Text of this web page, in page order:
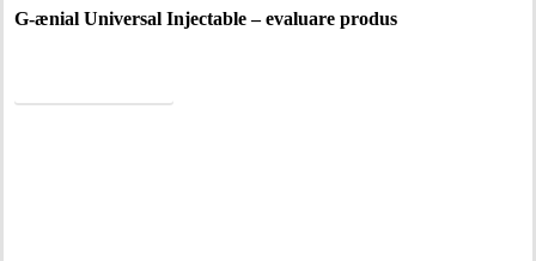
G-ænial Universal Injectable – evaluare produs